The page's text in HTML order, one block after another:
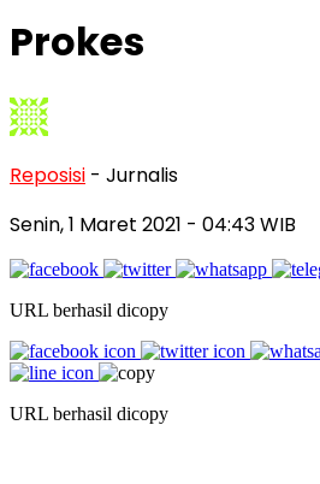
Prokes
Reposisi - Jurnalis
Senin, 1 Maret 2021 - 04:43 WIB
URL berhasil dicopy
URL berhasil dicopy